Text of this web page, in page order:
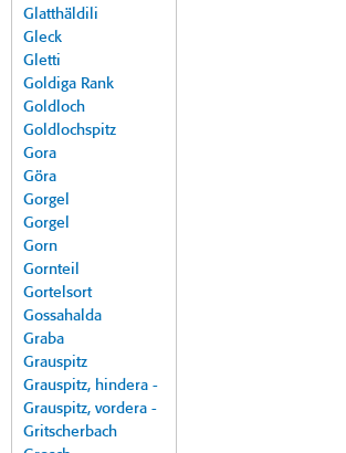
Glatthäldili
Gleck
Gletti
Goldiga Rank
Goldloch
Goldlochspitz
Gora
Göra
Gorgel
Gorgel
Gorn
Gornteil
Gortelsort
Gossahalda
Graba
Grauspitz
Grauspitz, hindera -
Grauspitz, vordera -
Gritscherbach